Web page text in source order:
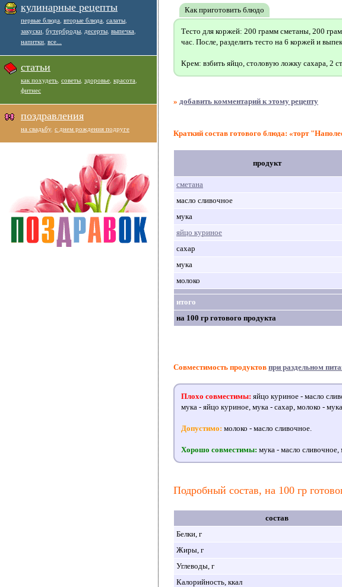
Как приготовить блюдо
Тесто для коржей: 200 грамм сметаны, 200
час. После, разделить тесто на 6 коржей и
Крем: взбить яйцо, столовую ложку сахара, 2
» добавить комментарий к этому рецепту
Краткий состав готового блюда: «торт
продукт
сметана
масло сливочное
мука
яйцо куриное
сахар
мука
молоко
итого
на 100 гр готового продукта
Совместимость продуктов при раздельном
Плохо совместимы: яйцо куриное - масло
мука - яйцо куриное, мука - сахар, молоко -
Допустимо: молоко - масло сливочное.
Хорошо совместимы: мука - масло
Подробный состав, на 100 гр
состав
Белки, г
Жиры, г
Углеводы, г
Калорийность, ккал
кулинарные рецепты
первые блюда вторые блюда салаты
закуски бутерброды десерты выпечка
напитки все...
статьи
как похудеть советы здоровье красота
фитнес
поздравления
на свадьбу, с днем рождения подруге